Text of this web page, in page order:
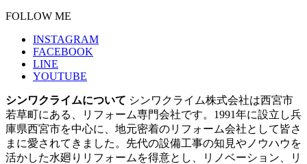
FOLLOW ME
INSTAGRAM
FACEBOOK
LINE
YOUTUBE
シンワクライムについて シンワクライム株式会社は西宮市
若草町にある、リフォーム専門会社です。1991年に設立し兵
庫県西宮市を中心に、地元密着のリフォーム会社として皆さ
まに愛されてきました。先代の設備工事の知見やノウハウを
活かした水廻りリフォームを得意とし、リノベーション、リ